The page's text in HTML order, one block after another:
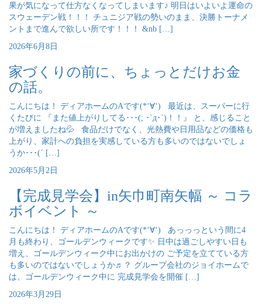
果が気になって仕方なくなってしまいます♪ 明日はいよいよ運命の
スウェーデン戦！！！ チュニジア戦の勢いのまま、決勝トーナメ
ントまで進んで欲しい所です！！！ &nb […]
2026年6月8日
家づくりの前に、ちょっとだけお金
の話。
こんにちは！ ディアホームのAです(*‘∀‘) 最近は、スーパーに行
くたびに 『また値上がりしてる･･･(; ･`д･´)！！』 と、感じること
が増えましたね💦 食品だけでなく、光熱費や日用品などの価格も
上がり、家計への負担を実感している方も多いのではないでしょ
うか･･･(´ […]
2026年5月2日
【完成見学会】in矢巾町南矢幅 ～ コラ
ボイベント ～
こんにちは！ ディアホームのAです(*‘∀‘) あっっっという間に4
月も終わり、ゴールデンウィークです✨ 日中は過ごしやすい日も
増え、ゴールデンウィーク中にお出かけの ご予定を立てている方
も多いのではないでしょうか♬？ グループ会社のジョイホームで
は、ゴールデンウィーク中に 完成見学会を開催 […]
2026年3月29日